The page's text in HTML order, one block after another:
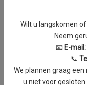
Aantal cilinders
Cilinderinhoud
Topsnelheid
Wilt u langskomen
Neem
📧 E-mail:
📞
We plannen graag
u niet voor